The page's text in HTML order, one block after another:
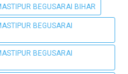
BEGUSARAI BIHAR
BEGUSARAI
BEGUSARAI